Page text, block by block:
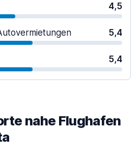
4,5
5,4
5,4
nahe Flughafen